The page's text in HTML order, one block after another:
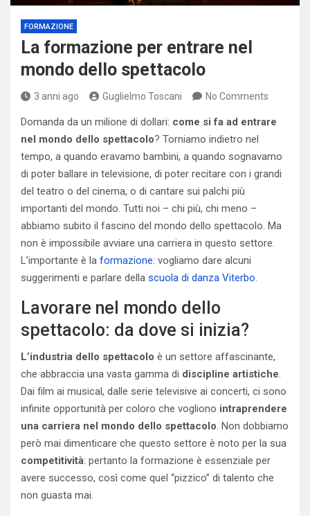
FORMAZIONE
La formazione per entrare nel
mondo dello spettacolo
3 anni ago Guglielmo Toscani No Comments
Domanda da un milione di dollari: come si fa ad entrare
nel mondo dello spettacolo? Torniamo indietro nel
tempo, a quando eravamo bambini, a quando sognavamo
di poter ballare in televisione, di poter recitare con i grandi
del teatro o del cinema, o di cantare sui palchi più
importanti del mondo. Tutti noi – chi più, chi meno –
abbiamo subito il fascino del mondo dello spettacolo. Ma
non è impossibile avviare una carriera in questo settore.
L’importante è la formazione: vogliamo dare alcuni
suggerimenti e parlare della scuola di danza Viterbo.
Lavorare nel mondo dello
spettacolo: da dove si inizia?
L’industria dello spettacolo è un settore affascinante,
che abbraccia una vasta gamma di discipline artistiche.
Dai film ai musical, dalle serie televisive ai concerti, ci sono
infinite opportunità per coloro che vogliono intraprendere
una carriera nel mondo dello spettacolo. Non dobbiamo
però mai dimenticare che questo settore è noto per la sua
competitività: pertanto la formazione è essenziale per
avere successo, così come quel “pizzico” di talento che
non guasta mai.